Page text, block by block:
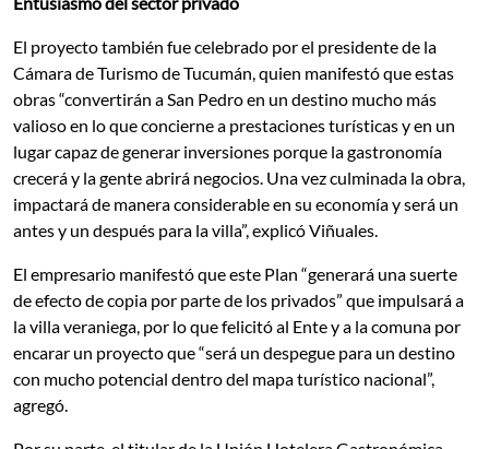
El proyecto también fue celebrado por el presidente de la
Cámara de Turismo de Tucumán, quien manifestó que estas
obras “convertirán a San Pedro en un destino mucho más
valioso en lo que concierne a prestaciones turísticas y en un
lugar capaz de generar inversiones porque la gastronomía
crecerá y la gente abrirá negocios. Una vez culminada la obra,
impactará de manera considerable en su economía y será un
antes y un después para la villa”, explicó Viñuales.
El empresario manifestó que este Plan “generará una suerte
de efecto de copia por parte de los privados” que impulsará a
la villa veraniega, por lo que felicitó al Ente y a la comuna por
encarar un proyecto que “será un despegue para un destino
con mucho potencial dentro del mapa turístico nacional”,
agregó.